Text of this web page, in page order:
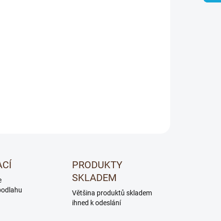
PRODUKTY
SKLADEM
Většina produktů skladem
ihned k odeslání